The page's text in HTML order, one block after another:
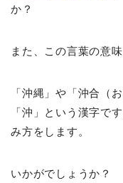
か？
また、この言葉の意
「沖縄」や「沖合（
「沖」という漢字で
み方をします。
いかがでしょうか？